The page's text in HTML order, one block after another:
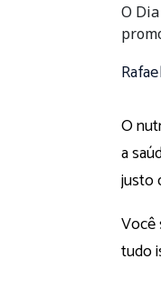
O
O
a
justo
Você
tudo